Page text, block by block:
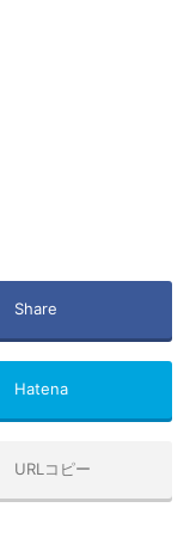
Share
Hatena
URLコピー